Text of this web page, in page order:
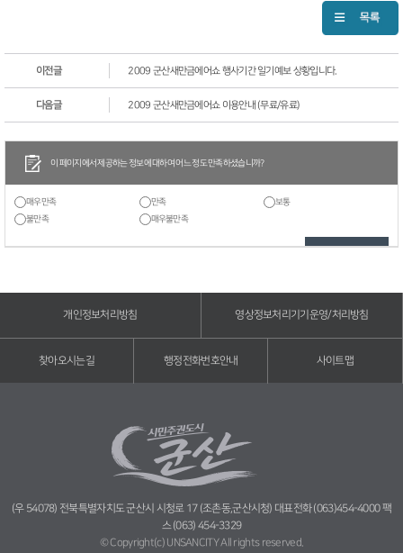
이전글 2009 군산새만금에어쇼 행사기간 일기예보 상황입니다.
다음글 2009 군산새만금에어쇼 이용안내 (무료/유료)
이 페이지에서 제공하는 정보에 대하여 어느 정도 만족하셨습니까?
매우만족 만족
보통
불만족
매우불만족
개인정보처리방침 영상정보처리기기운영/처리방침
찾아오시는길 행정전화번호안내 사이트맵
(우 54078) 전북특별자치도 군산시 시청로 17 (조촌동,군산시청) 대표전화 (063)454-4000 팩
스 (063) 454-3329
© Copyright(c) UNSANCITY All rights reserved.